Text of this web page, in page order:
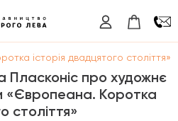
історія двадцятого століття»
Пласконіс про художнє
«Європеана. Коротка
століття»